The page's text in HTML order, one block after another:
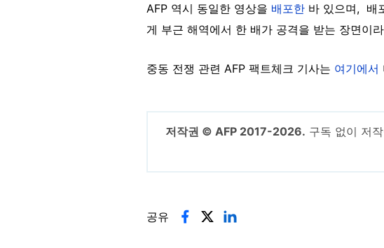
AFP 역시 동일한 영상을 배포한 바 있으며, 배
게 부근 해역에서 한 배가 공격을 받는 장면이
중동 전쟁 관련 AFP 팩트체크 기사는 여기에서
저작권 © AFP 2017-2026. 구독 없이 저
공유